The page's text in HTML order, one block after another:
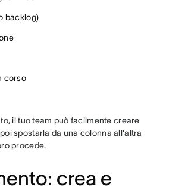
backlog)
corso
il tuo team può facilmente creare
spostarla da una colonna all'altra
procede.
crea e